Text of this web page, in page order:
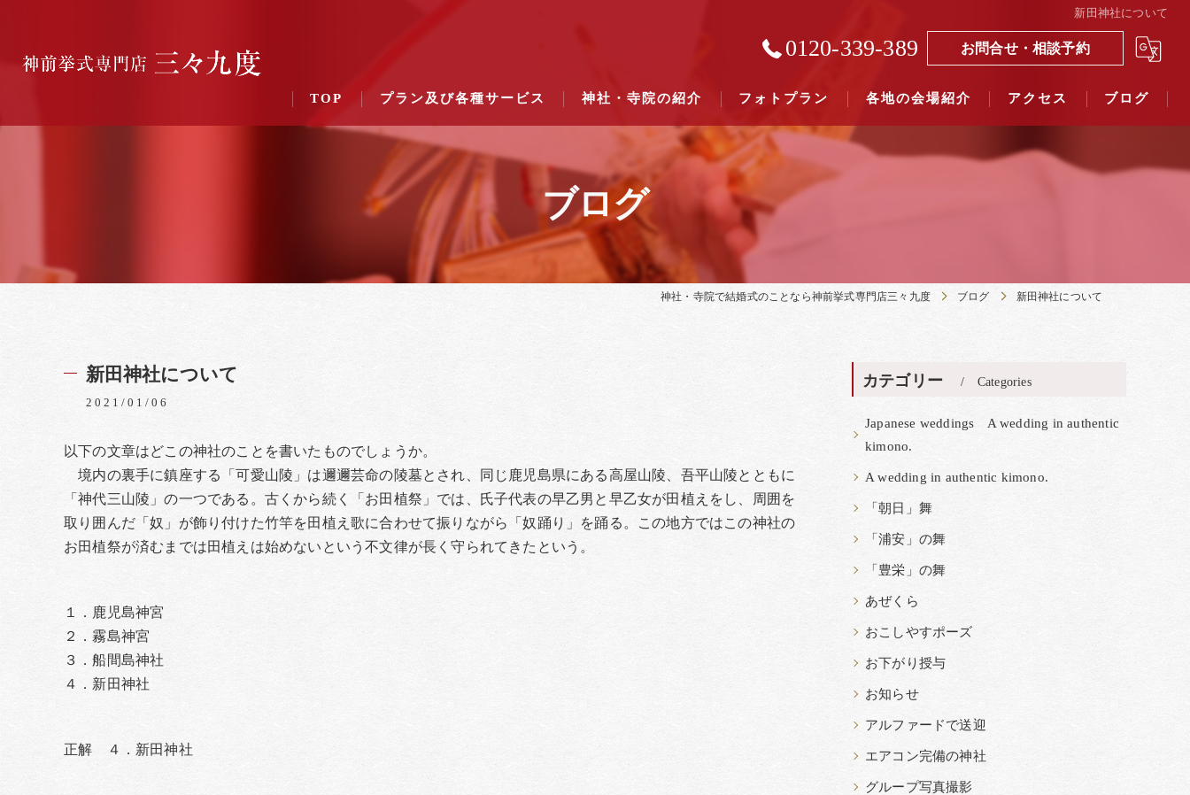
新田神社について
0120-339-389 お問合せ・相談予約
TOP プラン及び各種サービス 神社・寺院の紹介
結婚式のできる東京都下の神社一覧（４０社寺）｜三々九度東京
結婚式のできる関東六県の神社一覧（７５社）県別表示｜三々九度東京
フォトプラン 各地の会場紹介 アクセス ブログ
ブログ
神社・寺院で結婚式のことなら神前挙式専門店三々九度 ブログ 新田神社について
新田神社について
2021/01/06
以下の文章はどこの神社のことを書いたものでしょうか。
境内の裏手に鎮座する「可愛山陵」は邇邇芸命の陵墓とされ、同じ鹿児島県にある高屋山陵、吾平山陵とともに
「神代三山陵」の一つである。古くから続く「お田植祭」では、氏子代表の早乙男と早乙女が田植えをし、周囲を
取り囲んだ「奴」が飾り付けた竹竿を田植え歌に合わせて振りながら「奴踊り」を踊る。この地方ではこの神社の
お田植祭が済むまでは田植えは始めないという不文律が長く守られてきたという。
１．鹿児島神宮
２．霧島神宮
３．船間島神社
４．新田神社
正解 ４．新田神社
カテゴリー Categories
Japanese weddings A wedding in authentic
kimono.
A wedding in authentic kimono.
「朝日」舞
「浦安」の舞
「豊栄」の舞
あぜくら
おこしやすポーズ
お下がり授与
お知らせ
アルファードで送迎
エアコン完備の神社
グループ写真撮影